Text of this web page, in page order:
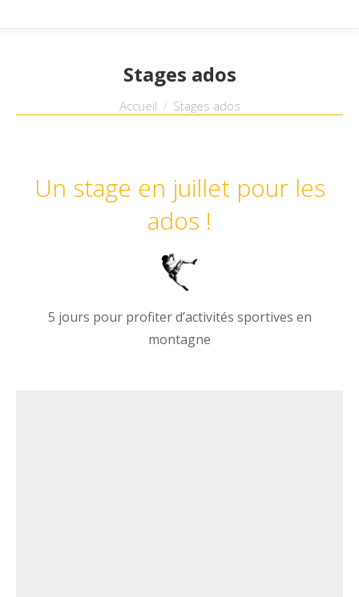
Stages ados
Vous êtes ici :
Accueil Stages ados
Un stage en juillet pour les
ados !
5 jours pour profiter d’activités sportives en
montagne